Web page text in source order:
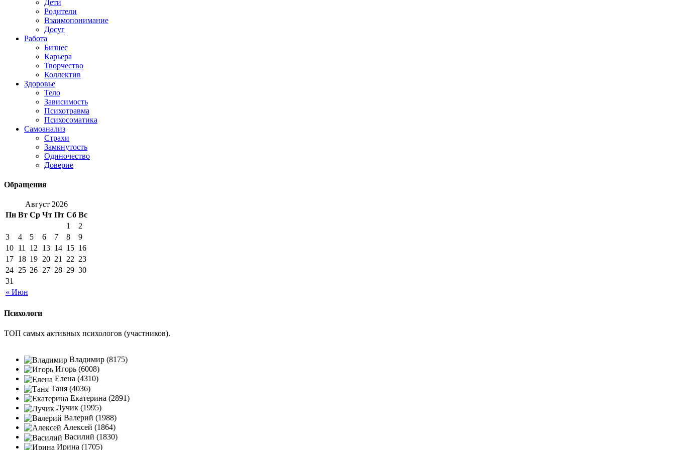
Дети
Родители
Взаимопонимание
Досуг
Работа
Бизнес
Карьера
Творчество
Коллектив
Здоровье
Тело
Зависимость
Психотравма
Психосоматика
Самоанализ
Страхи
Замкнутость
Одиночество
Доверие
Обращения
Август 2026
Пн Вт Ср Чт Пт Сб Вс
« Июн
1
2
3
4 5 6 7 8
9
10 11 12 13 14 15 16
17 18 19 20 21 22 23
24 25 26 27 28 29 30
31
Психологи
ТОП самых активных психологов (участников).
Владимир (8175)
Игорь (6008)
Елена (4310)
Таня (4036)
Екатерина (2891)
Лучик (1995)
Валерий (1988)
Алексей (1864)
Василий (1830)
Ирина (1705)